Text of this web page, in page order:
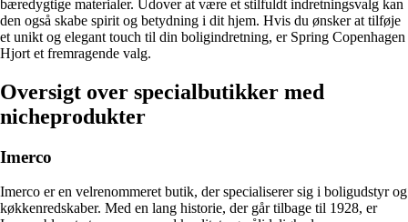
bæredygtige materialer. Udover at være et stilfuldt indretningsvalg kan
den også skabe spirit og betydning i dit hjem. Hvis du ønsker at tilføje
et unikt og elegant touch til din boligindretning, er Spring Copenhagen
Hjort et fremragende valg.
Oversigt over specialbutikker med
nicheprodukter
Imerco
Imerco er en velrenommeret butik, der specialiserer sig i boligudstyr og
køkkenredskaber. Med en lang historie, der går tilbage til 1928, er